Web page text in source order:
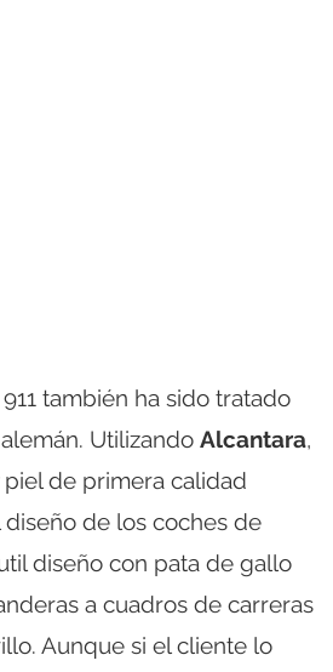
también ha sido tratado
Utilizando Alcantara,
de primera calidad
de los coches de
diseño con pata de gallo
a cuadros de carreras
Aunque si el cliente lo